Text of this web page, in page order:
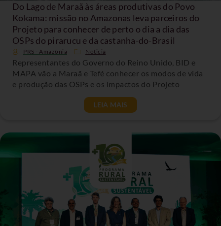
Do Lago de Maraã às áreas produtivas do Povo
Kokama: missão no Amazonas leva parceiros do
Projeto para conhecer de perto o dia a dia das
OSPs do pirarucu e da castanha-do-Brasil
PRS - Amazônia Noticia
Representantes do Governo do Reino Unido, BID e
MAPA vão a Maraã e Tefé conhecer os modos de vida
e produção das OSPs e os impactos do Projeto
LEIA MAIS